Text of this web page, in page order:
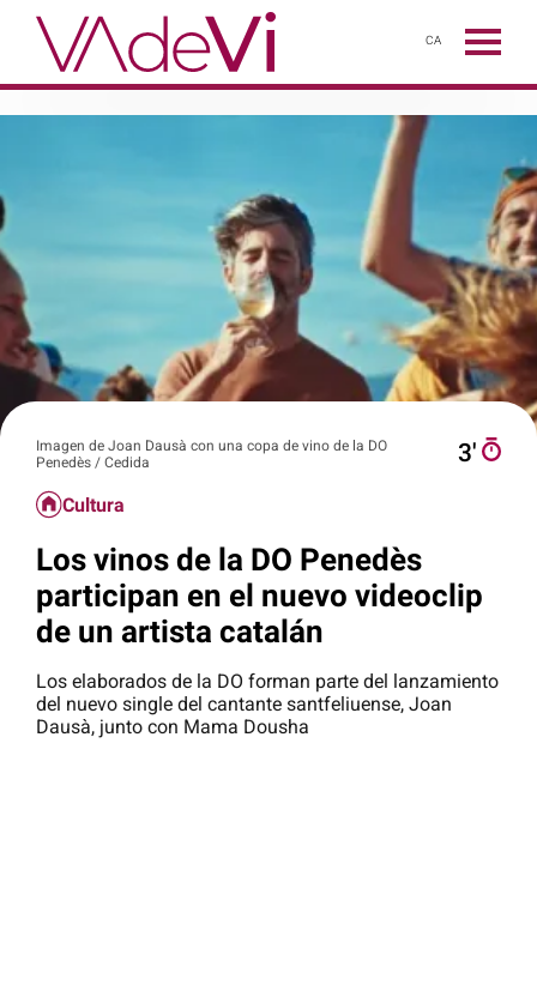
CA
Imagen de Joan Dausà con una copa de vino de la DO
Penedès / Cedida
3′
Cultura
Los vinos de la DO Penedès
participan en el nuevo videoclip
de un artista catalán
Los elaborados de la DO forman parte del lanzamiento
del nuevo single del cantante santfeliuense, Joan
Dausà, junto con Mama Dousha